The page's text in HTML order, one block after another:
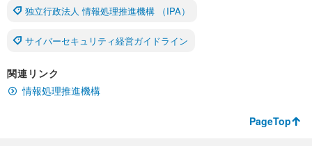
独立行政法人 情報処理推進機構 （IPA）
サイバーセキュリティ経営ガイドライン
関連リンク
情報処理推進機構
PageTop